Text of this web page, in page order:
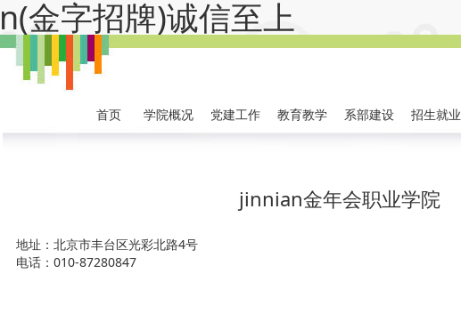
金字招牌)诚信至上
首页 学院概况 党建工作 教育教学 系部建设 招生就业
jinnian金年会职业学院
地址：北京市丰台区光彩北路4号
电话：010-87280847